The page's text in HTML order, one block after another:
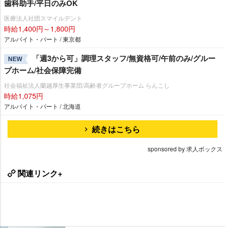
歯科助手/平日のみOK
医療法人社団スマイルデント
時給1,400円～1,800円
アルバイト・パート / 東京都
NEW
「週3から可」調理スタッフ/無資格可/午前のみ/グルー
プホーム/社会保障完備
社会福祉法人蘭越厚生事業団/高齢者グループホーム らんこし
時給1,075円
アルバイト・パート / 北海道
続きはこちら
sponsored by 求人ボックス
関連リンク+